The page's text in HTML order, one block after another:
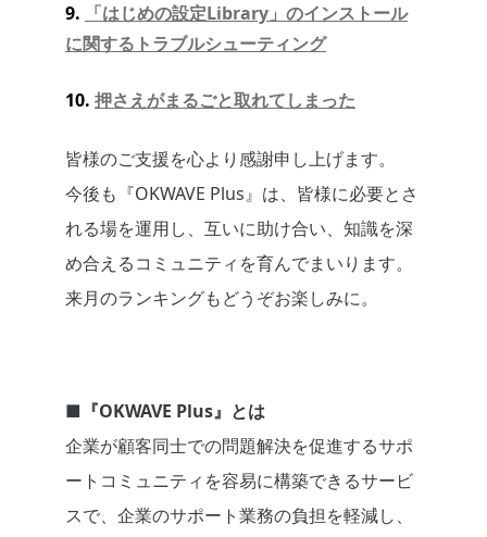
9.
「はじめの設定Library」のインストール
に関するトラブルシューティング
10. 押さえがまるごと取れてしまった
皆様のご支援を心より感謝申し上げます。
今後も『OKWAVE Plus』は、皆様に必要とさ
れる場を運用し、互いに助け合い、知識を深
め合えるコミュニティを育んでまいります。
来月のランキングもどうぞお楽しみに。
■『OKWAVE Plus』とは
企業が顧客同士での問題解決を促進するサポ
ートコミュニティを容易に構築できるサービ
スで、企業のサポート業務の負担を軽減し、